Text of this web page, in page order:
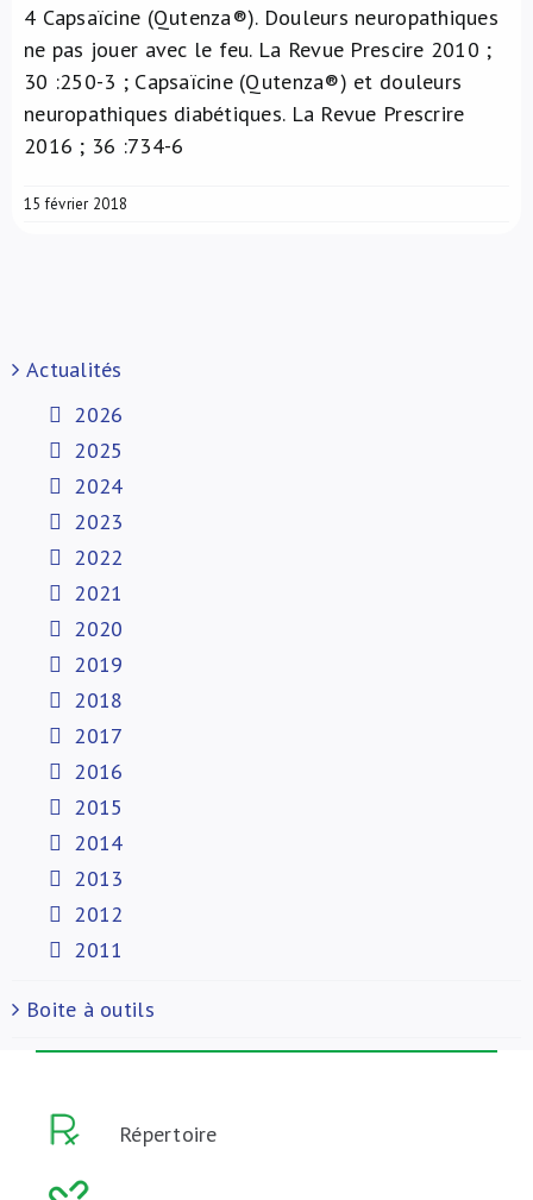
4 Capsaïcine (Qutenza®). Douleurs neuropathiques
ne pas jouer avec le feu. La Revue Prescire 2010 ;
30 :250-3 ; Capsaïcine (Qutenza®) et douleurs
neuropathiques diabétiques. La Revue Prescrire
2016 ; 36 :734-6
15 février 2018
Actualités
2026
2025
2024
2023
2022
2021
2020
2019
2018
2017
2016
2015
2014
2013
2012
2011
Boite à outils
Répertoire